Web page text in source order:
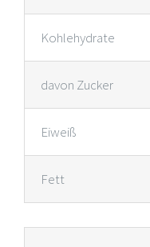
Kohlehydrate
davon Zucker
Eiweiß
Fett